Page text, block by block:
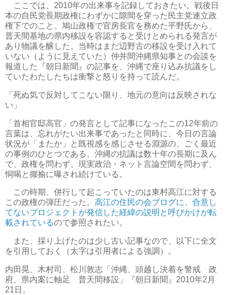
ここでは、2010年の出来事を記録しておきたい。戦後日
本の自民党長期政権にわずかに隙間を穿った民主党連立政
権下でのこと。鳩山政権で官房長官を務めた平野氏から、
普天間基地の県内移設を容認すると受けとめられる発言が
あり物議を醸した。当時はまだ辺野古の移設を受け入れて
いない（ように見えていた）仲井間沖縄県知事との会談を
報道した『朝日新聞』の記事を、沖縄で座り込み抗議をし
ていたわたしたちは衝撃と怒りを持って読んだ。
「死ぬ気で反対してこない限り、地元の意向は反映されな
い」
「首相官邸高官」の発言として記事になったこの12年前の
言葉は、忘れがたい出来事であったと同時に、今日の言論
状況が「またか」と既視感を感じさせる淵源の、ごく最近
の事例のひとつである。沖縄の抗議は数十年の長期に及ん
で、政権を問わず、現実政治・ネット言論空間を問わず、
恫喝と揶揄に曝され続けている。
この時期、併行して起こっていたのは東村高江に対する
この政権の弾圧だった。 高江の住民の会ブログに、合意し
てないプロジェクトが発信した経緯の説明と呼びかけが転
載されているので参照されたい。
また、採り上げたのは少し古い記事なので、以下に全文
を引用しておく（太字は引用者による強調）。
内田晃、木村司、松川敦志「沖縄、頭越し決着を警戒 政
府、県内案に軸足 普天間移設」『朝日新聞』2010年2月
21日。